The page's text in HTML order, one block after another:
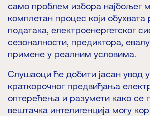
само проблем избора најбољег
комплетан процес који
података, електроенергетског
сезоналности, предиктора,
примене у реалним условима.
Слушаоци ће добити јасан увод
краткорочног предвиђања
оптерећења и разумети како се
вештачка интелигенција могу